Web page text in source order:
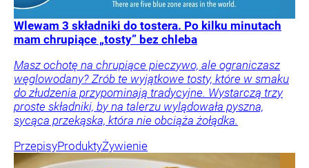
Wlewam 3 składniki do tostera. Po kilku minutach
mam chrupiące „tosty” bez chleba
Masz ochotę na chrupiące pieczywo, ale ograniczasz
węglowodany? Zrób te wyjątkowe tosty, które w smaku
do złudzenia przypominają tradycyjne. Wystarczą trzy
proste składniki, by na talerzu wylądowała pyszna,
sycąca przekąska, która nie obciąża żołądka.
PrzepisyProduktyŻywienie